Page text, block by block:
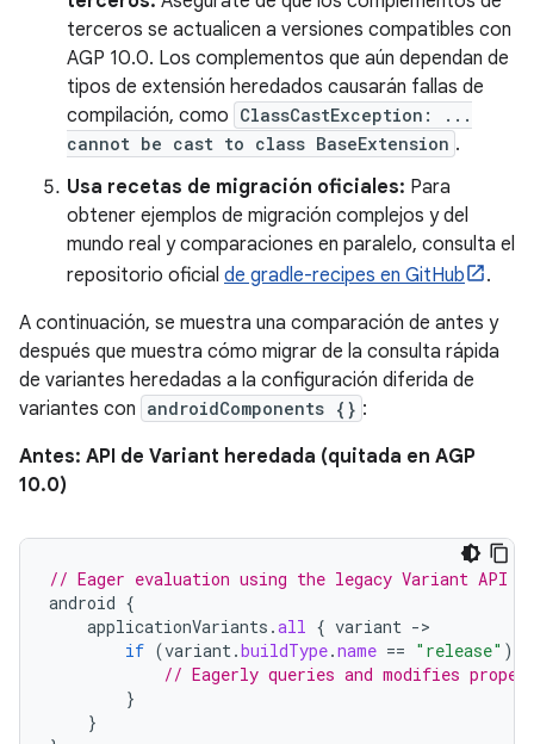
terceros se actualicen a versiones compatibles con
AGP 10.0. Los complementos que aún dependan de
tipos de extensión heredados causarán fallas de
compilación, como ClassCastException: ...
cannot be cast to class BaseExtension .
Usa recetas de migración oficiales: Para
obtener ejemplos de migración complejos y del
mundo real y comparaciones en paralelo, consulta el
repositorio oficial de gradle-recipes en GitHub
.
A continuación, se muestra una comparación de antes y
después que muestra cómo migrar de la consulta rápida
de variantes heredadas a la configuración diferida de
variantes con androidComponents {} :
Antes: API de Variant heredada (quitada en AGP
10.0)
// Eager evaluation using the legacy Variant API
android {
applicationVariants .all { variant -
if (variant.buildType.name == "release" )
// Eagerly queries and modifies
}
}